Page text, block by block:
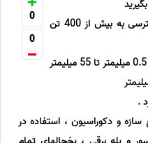
0
0
پوریا استیل پایدار به طور معمول دسترسی به بیش از 400 تن
.
سازه و دکوراسیون ، استفاده در